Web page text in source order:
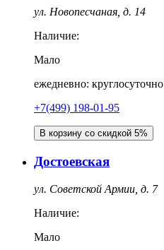
ул. Новопесчаная, д. 14
Наличие:
Мало
ежедневно: круглосуточно
+7(499) 198-01-95
В корзину со скидкой 5%
Достоевская
ул. Советской Армии, д. 7
Наличие:
Мало